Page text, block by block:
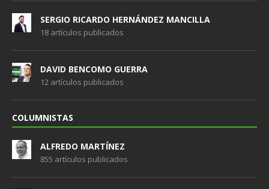
SERGIO RICARDO HERNÁNDEZ MANCILLA
18 artículos publicados
DAVID BENCOMO GUERRA
12 artículos publicados
COLUMNISTAS
ALFREDO MARTÍNEZ
855 artículos publicados